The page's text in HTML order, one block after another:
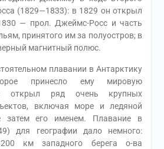
(1829—1833): в 1829 он открыл
— прол. Джеймс-Росс и часть
принятого им за полуостров; в
магнитный полюс.
плавании в Антарктику
принесло ему мировую
открыл ряд очень крупных
включая море и ледяной
затем его именем. Плавание в
для географии дало немного:
км западного берега о-ва